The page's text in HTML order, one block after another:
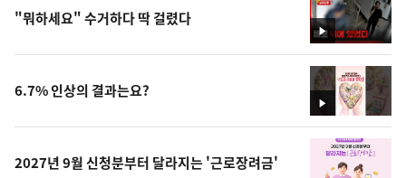
영
상
"뭐하세요" 수거하다 딱 걸렸다
영
상
6.7% 인상의 결과는요?
2027년 9월 신청분부터 달라지는 '근로장려금'